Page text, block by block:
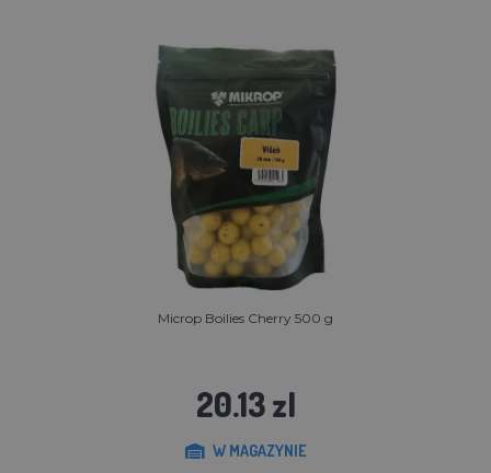
Microp Boilies Cherry 500 g
20.13 zl
W MAGAZYNIE